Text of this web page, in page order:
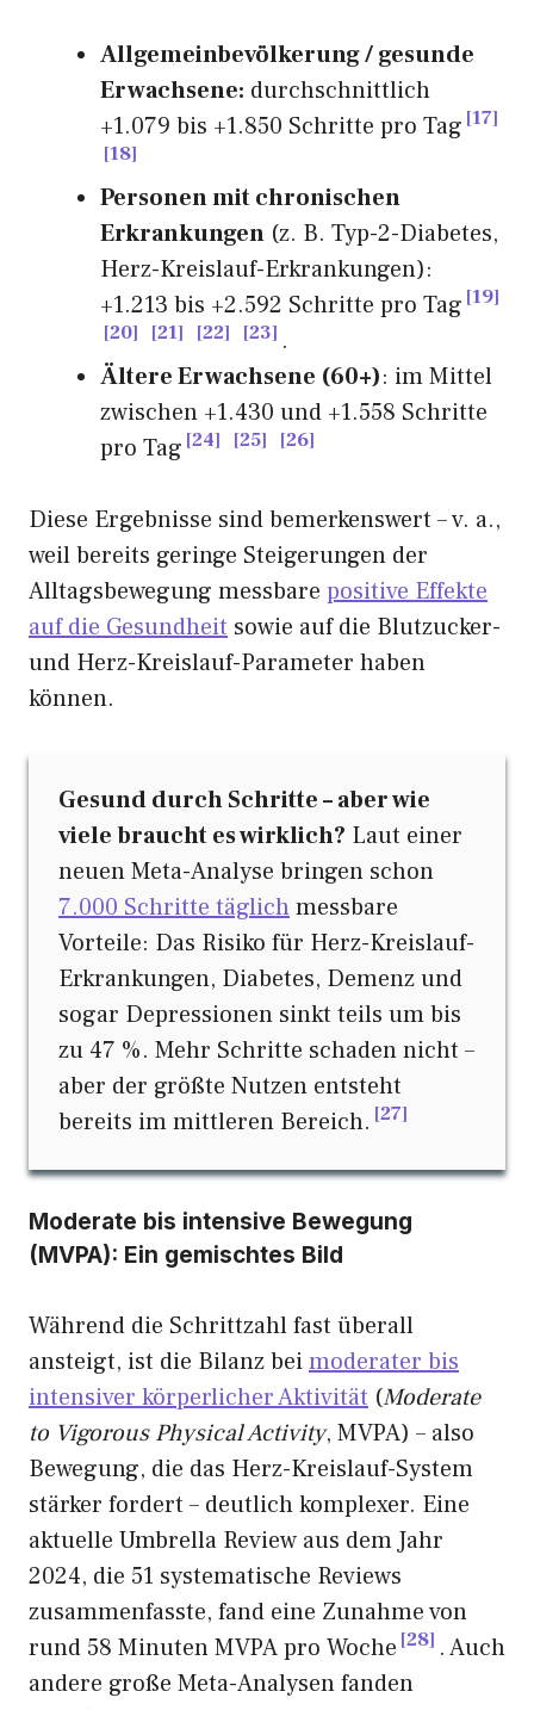
Allgemeinbevölkerung / gesunde
Erwachsene: durchschnittlich
+1.079 bis +1.850 Schritte pro Tag 17
18
Personen mit chronischen
Erkrankungen (z. B. Typ-2-Diabetes,
Herz-Kreislauf-Erkrankungen):
+1.213 bis +2.592 Schritte pro Tag 19
20
21 22 23 .
Ältere Erwachsene (60+): im Mittel
zwischen +1.430 und +1.558 Schritte
pro Tag 24 25 26
Diese Ergebnisse sind bemerkenswert – v. a.,
weil bereits geringe Steigerungen der
Alltagsbewegung messbare positive Effekte
auf die Gesundheit sowie auf die Blutzucker-
und Herz-Kreislauf-Parameter haben
können.
Gesund durch Schritte – aber wie
viele braucht es wirklich? Laut einer
neuen Meta-Analyse bringen schon
7.000 Schritte täglichmessbare
Vorteile: Das Risiko für Herz-Kreislauf-
Erkrankungen, Diabetes, Demenz und
sogar Depressionen sinkt teils um bis
zu 47 %. Mehr Schritte schaden nicht –
aber der größte Nutzen entsteht
bereits im mittleren Bereich. 27
Moderate bis intensive Bewegung
(MVPA): Ein gemischtes Bild
Während die Schrittzahl fast überall
ansteigt, ist die Bilanz beimoderater bis
intensiver körperlicher Aktivität (Moderate
to Vigorous Physical Activity, MVPA) – also
Bewegung, die das Herz-Kreislauf-System
stärker fordert – deutlich komplexer. Eine
aktuelle Umbrella Review aus dem Jahr
2024, die 51 systematische Reviews
zusammenfasste, fand eine Zunahme von
rund 58 Minuten MVPA pro Woche 28 . Auch
andere große Meta-Analysen fanden